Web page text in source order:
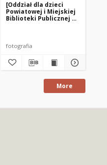
[Oddział dla dzieci
Powiatowej i Miejskiej
Biblioteki Publicznej w
fotografia
More